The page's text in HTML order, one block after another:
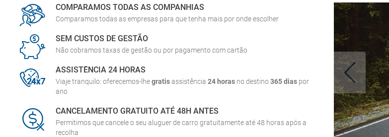
COMPARAMOS TODAS AS COMPANHIAS
Comparamos todas as empresas para que tenha mais por onde escolher
SEM CUSTOS DE GESTÃO
Não cobramos taxas de gestão ou por pagamento com cartão
ASSISTÊNCIA 24 HORAS
Viaje tranquilo: oferecemos-lhegratisassistência 24 horas no destino365 dias por
ano
CANCELAMENTO GRATUITO ATÉ 48H ANTES
Permitimos que cancele o seu aluguer de carro gratuitamente até 48 horas após a
recolha